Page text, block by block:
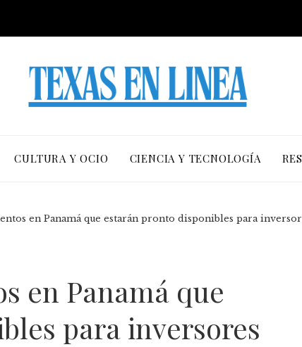
CULTURA Y OCIO CIENCIA Y TECNOLOGÍA
en Panamá que estarán pronto disponibles para
en Panamá que
para inversores